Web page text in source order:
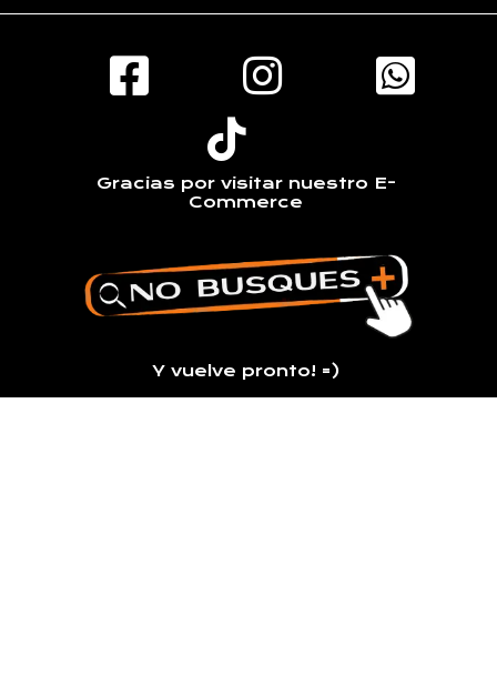
Gracias por visitar nuestro E-
Commerce
Y vuelve pronto! =)